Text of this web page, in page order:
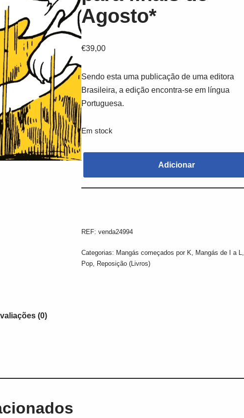
Agosto*
€39,00
Sendo esta uma publicação de uma editora
Brasileira, a edição encontra-se em língua
Portuguesa.
Em stock
Adicionar
REF:venda24994
Categorias: Mangás começados por K, Mangás de I a L,
Pop, Reposição (Livros)
(0)